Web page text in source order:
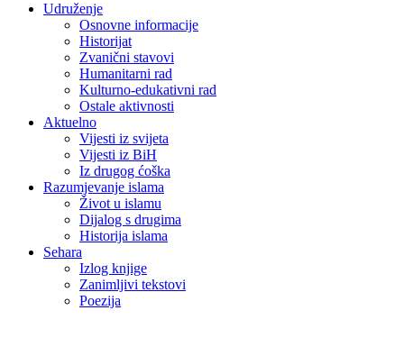
Udruženje
Osnovne informacije
Historijat
Zvanični stavovi
Humanitarni rad
Kulturno-edukativni rad
Ostale aktivnosti
Aktuelno
Vijesti iz svijeta
Vijesti iz BiH
Iz drugog ćoška
Razumjevanje islama
Život u islamu
Dijalog s drugima
Historija islama
Sehara
Izlog knjige
Zanimljivi tekstovi
Poezija